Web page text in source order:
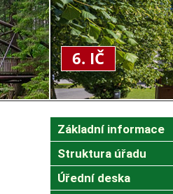
6. IČ
Základní informace
Struktura úřadu
Úřední deska